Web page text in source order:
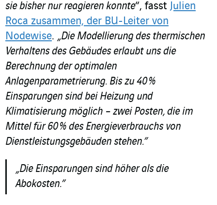
sie bisher nur reagieren konnte“, fasst Julien
Roca zusammen, der BU-Leiter von
Nodewise. „Die Modellierung des thermischen
Verhaltens des Gebäudes erlaubt uns die
Berechnung der optimalen
Anlagenparametrierung. Bis zu 40 %
Einsparungen sind bei Heizung und
Klimatisierung möglich – zwei Posten, die im
Mittel für 60 % des Energieverbrauchs von
Dienstleistungsgebäuden stehen.”
„Die Einsparungen sind höher als die
Abokosten.”